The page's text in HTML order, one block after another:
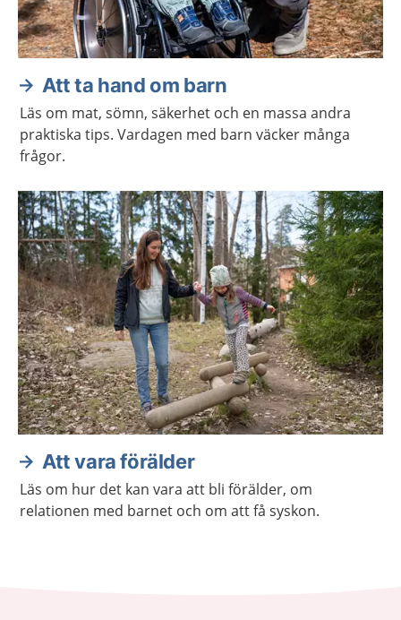
Att ta hand om barn
Läs om mat, sömn, säkerhet och en massa andra
praktiska tips. Vardagen med barn väcker många
frågor.
Att vara förälder
Läs om hur det kan vara att bli förälder, om
relationen med barnet och om att få syskon.